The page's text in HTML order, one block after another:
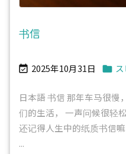
书信
 2025年10月31日 
日本語 书信 那年车马很慢
们的生活， 一声问候很轻
还记得人生中的纸质书信
...